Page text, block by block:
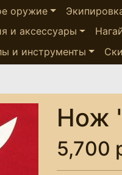
оружие
и аксессуары
и инструменты
Нож
5,700